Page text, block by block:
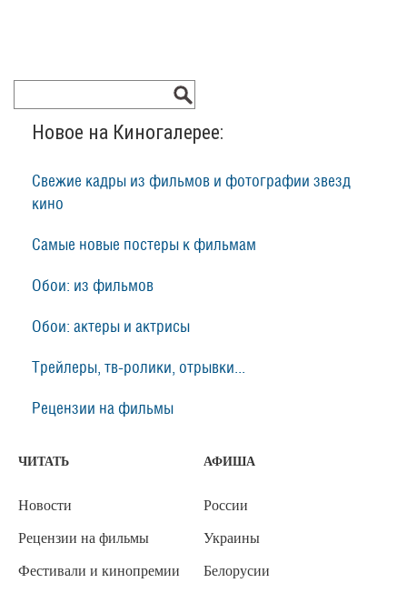
Новое на Киногалерее:
Свежие кадры из фильмов и фотографии звезд
кино
Самые новые постеры к фильмам
Обои: из фильмов
Обои: актеры и актрисы
Трейлеры, тв-ролики, отрывки...
Рецензии на фильмы
ЧИТАТЬ
Новости
Рецензии на фильмы
Фестивали и кинопремии
АФИША
России
Украины
Белорусии